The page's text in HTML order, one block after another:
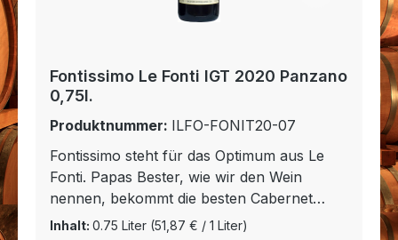
Fontissimo Le Fonti IGT 2020 Panzano
0,75l.
Produktnummer: ILFO-FONIT20-07
Fontissimo steht für das Optimum aus Le
Fonti. Papas Bester, wie wir den Wein
nennen, bekommt die besten Cabernet
Sauvignon und Merlot Trauben, die wir auf
Inhalt: 0.75 Liter (51,87 € / 1 Liter)